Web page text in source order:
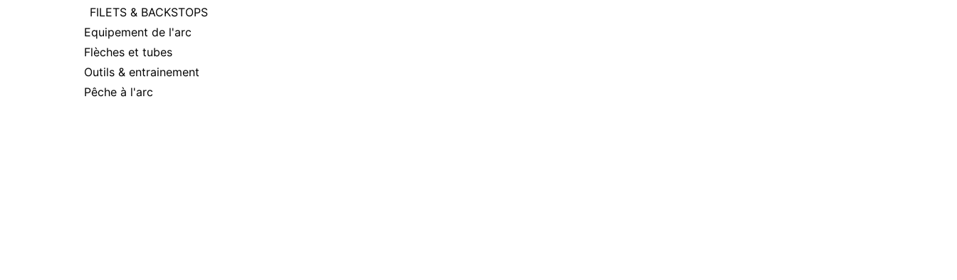
FILETS & BACKSTOPS
Equipement de l'arc
Flèches et tubes
Outils & entrainement
Pêche à l'arc